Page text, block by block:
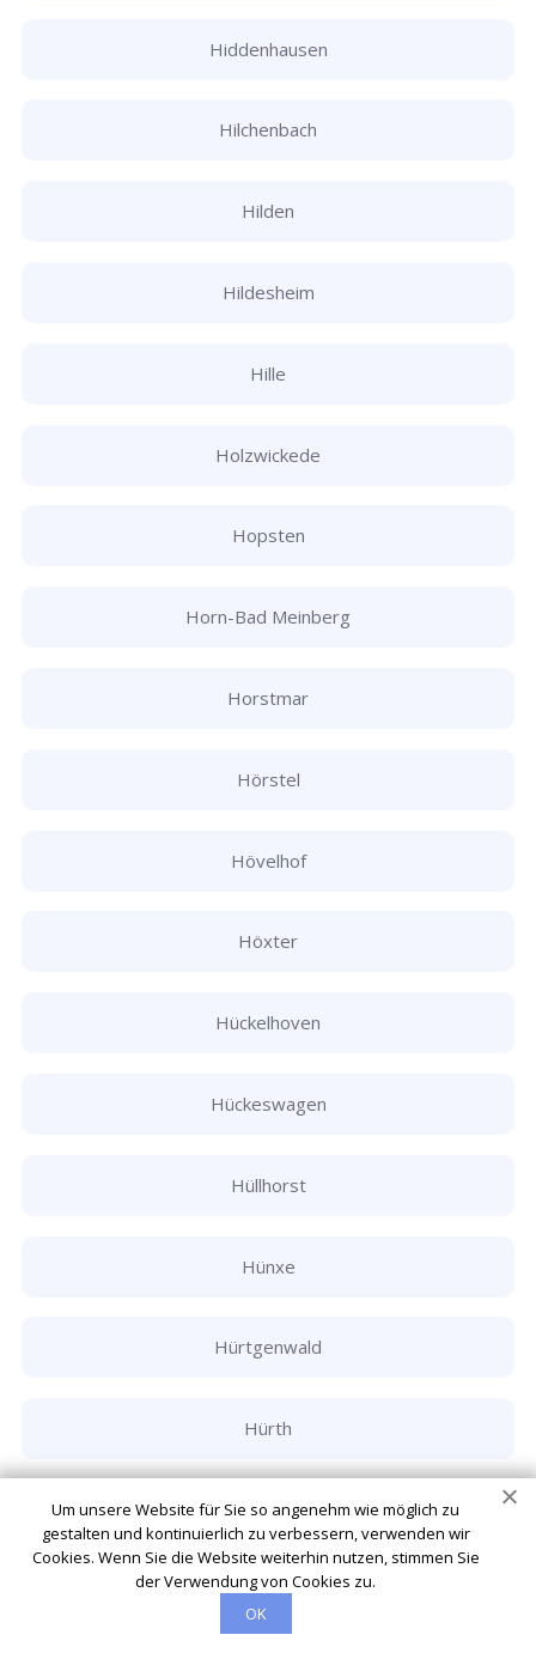
Hiddenhausen
Hilchenbach
Hilden
Hildesheim
Hille
Holzwickede
Hopsten
Horn-Bad Meinberg
Horstmar
Hörstel
Hövelhof
Höxter
Hückelhoven
Hückeswagen
Hüllhorst
Hünxe
Hürtgenwald
Hürth
Ibbenbüren
Inden
Um unsere Website für Sie so angenehm wie möglich zu
gestalten und kontinuierlich zu verbessern, verwenden wir
Cookies. Wenn Sie die Website weiterhin nutzen, stimmen Sie
der Verwendung von Cookies zu.
OK